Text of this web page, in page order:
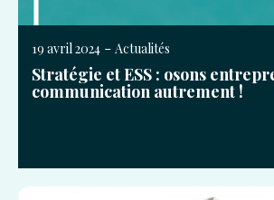
19 avril 2024 - Actualités
Stratégie et ESS : osons
communication autrement !